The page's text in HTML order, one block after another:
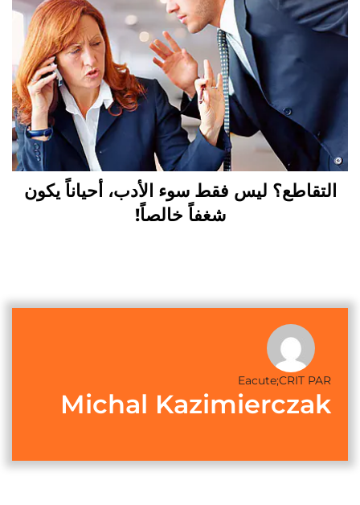
التقاطع؟ ليس فقط سوء الأدب، أحياناً يكون
شغفاً خالصاً!
Eacute;CRIT PAR
Michal Kazimierczak